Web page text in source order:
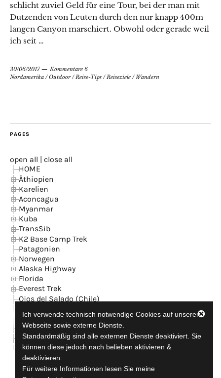
schlicht zuviel Geld für eine Tour, bei der man mit
Dutzenden von Leuten durch den nur knapp 400m
langen Canyon marschiert. Obwohl oder gerade weil
ich seit …
30/06/2017
Kommentare 6
Nordamerika /Outdoor/Reise-Tips /Reiseziele / Wandern
PAGES
open all
close all
HOME
Äthiopien
Karelien
Aconcagua
Myanmar
Kuba
TransSib
K2 Base Camp Trek
Patagonien
Norwegen
Alaska Highway
Florida
Everest Trek
Ojos del Salado (Chile)
News
Kontakt + GB
Datenschutzerklärung
Impressum
Ich verwende technisch notwendige Cookies auf unserer
Webseite sowie externe Dienste.
Standardmäßig sind alle externen Dienste deaktiviert. Sie
können diese jedoch nach belieben aktivieren &
deaktivieren.
Für weitere Informationen lesen Sie meine